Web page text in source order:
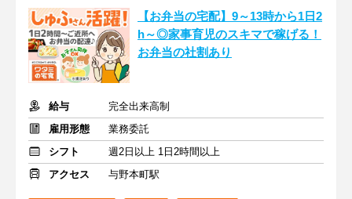
【お弁当の宅配】9～13時から1日2
h～◎家事育児のスキマで稼げる！
お弁当の社割あり
給与
完全出来高制
雇用形態
業務委託
シフト
週2日以上 1日2時間以上
アクセス
与野本町駅